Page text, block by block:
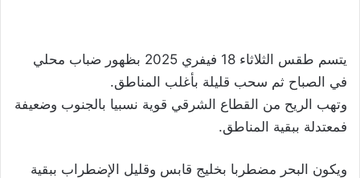
يتسم طقس الثلاثاء 18 فيفري 2025 بظهور ضباب محلي
في الصباح ثم سحب قليلة بأغلب المناطق.
وتهب الريح من القطاع الشرقي قوية نسبيا بالجنوب وضعيفة
فمعتدلة ببقية المناطق.
ويكون البحر مضطربا بخليج قابس وقليل الإضطراب ببقية